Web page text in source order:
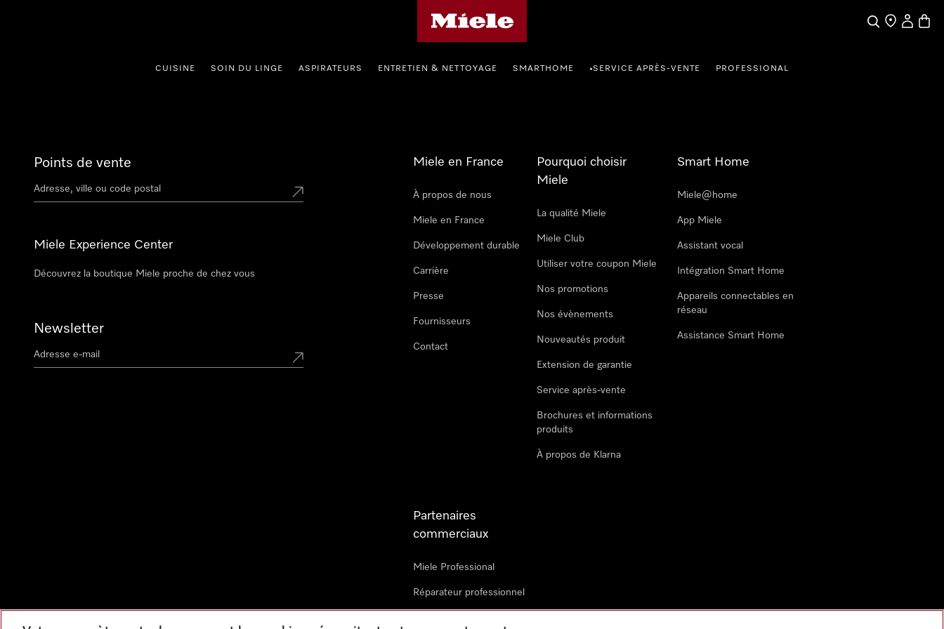
SearchFind a store
My
CUISINE SOIN DU LINGE ASPIRATEURS ENTRETIEN & NETTOYAGE SMARTHOME •SERVICE APRÈS-VENTE PROFESSIONAL
Points de vente
Miele Experience Center
Découvrez la boutique Miele proche de chez vous
Newsletter
Miele en France
À propos de nous
Miele en France
Développement durable
Carrière
Presse
Fournisseurs
Contact
Pourquoi choisir
Miele
La qualité Miele
Miele Club
Utiliser votre coupon Miele
Nos promotions
Nos évènements
Nouveautés produit
Extension de garantie
Service après-vente
Brochures et informations
produits
À propos de Klarna
Smart Home
Miele@home
App Miele
Assistant vocal
Intégration Smart Home
Appareils connectables en
réseau
Assistance Smart Home
Partenaires
commerciaux
Miele Professional
Réparateur professionnel